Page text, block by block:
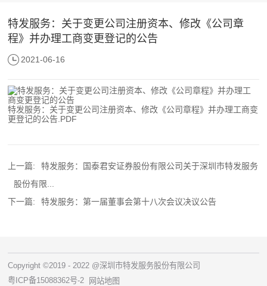
特发服务：关于变更公司注册资本、修改《公司章
程》并办理工商变更登记的公告
2021-06-16
特发服务：关于变更公司注册资本、修改《公司章程》并办理工商变
更登记的公告.PDF
上一篇:
特发服务：国泰君安证券股份有限公司关于深圳市特发服务
股份有限...
下一篇:
特发服务：第一届董事会第十八次会议决议公告
Copyright ©2019 - 2022 @深圳市特发服务股份有限公司
粤ICP备15088362号-2
网站地图